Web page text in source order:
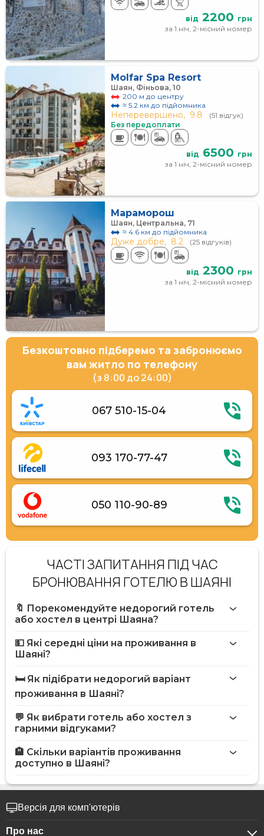
від 2200 грн
за 1 ніч, 2-місний номер
Molfar Spa Resort
Шаян, Фіньова, 10
200 м до центру
≈ 5.2 км до підйомника
Неперевершено, 9.8
(51 відгук)
Без передоплати
від 6500 грн
за 1 ніч, 2-місний номер
Мараморош
Шаян, Центральна, 71
≈ 4.6 км до підйомника
Дуже добре, 8.2 (25 відгуків)
від 2300 грн
за 1 ніч, 2-місний номер
Безкоштовно підберемо та забронюємо
вам житло по телефону
(з 8:00 до 24:00)
067 510-15-04
093 170-77-47
050 110-90-89
ЧАСТІ ЗАПИТАННЯ ПІД ЧАС
БРОНЮВАННЯ ГОТЕЛЮ В ШАЯНІ
🔖 Порекомендуйте недорогий готель
або хостел в центрі Шаяна?
💵 Які середні ціни на проживання в
Шаяні?
🛏️ Як підібрати недорогий варіант
проживання в Шаяні?
💬 Як вибрати готель або хостел з
гарними відгуками?
🏨 Скільки варіантів проживання
доступно в Шаяні?
Версія для комп'ютерів
Про нас